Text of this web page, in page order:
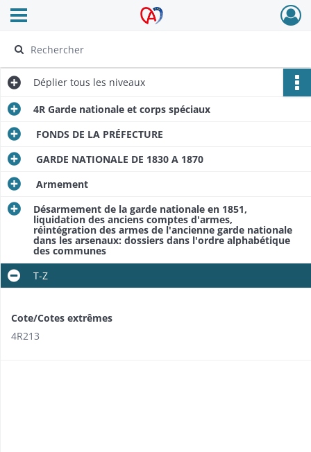
Archives Alsace - Colmar
Ouvrir le menu déroulant
Déplier tous les niveaux
4R Garde nationale et corps spéciaux
FONDS DE LA PRÉFECTURE
GARDE NATIONALE DE 1830 A 1870
Armement
Désarmement de la garde nationale en 1851,
liquidation des anciens comptes d'armes,
réintégration des armes de l'ancienne garde nationale
dans les arsenaux: dossiers dans l'ordre alphabétique
des communes
T-Z
Cote/Cotes extrêmes
4R213